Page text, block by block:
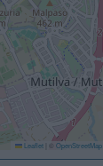
Leaflet © OpenStreetMap